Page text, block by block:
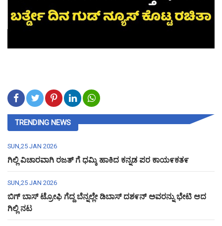
TRENDING NEWS
SUN,25 JAN 2026
ಗಿಲ್ಲಿ ವಿಚಾರವಾಗಿ ರಜತ್ ಗೆ ಧಮ್ಕಿ ಹಾಕಿದ ಕನ್ನಡ ಪರ ಕಾಯ೯ಕತ೯
SUN,25 JAN 2026
ಬಿಗ್ ಬಾಸ್ ಟ್ರೋಫಿ ಗೆದ್ದ ಬೆನ್ನಲ್ಲೇ ಡಿಬಾಸ್ ದಶ೯ನ್ ಅವರನ್ನು ಭೇಟಿ ಆದ
ಗಿಲ್ಲಿ ನಟ